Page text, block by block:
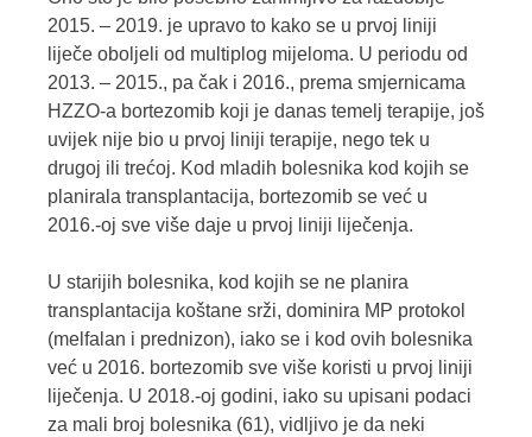
2015. – 2019. je upravo to kako se u prvoj liniji
liječe oboljeli od multiplog mijeloma. U periodu od
2013. – 2015., pa čak i 2016., prema smjernicama
HZZO-a bortezomib koji je danas temelj terapije, još
uvijek nije bio u prvoj liniji terapije, nego tek u
drugoj ili trećoj. Kod mladih bolesnika kod kojih se
planirala transplantacija, bortezomib se već u
2016.-oj sve više daje u prvoj liniji liječenja.
U starijih bolesnika, kod kojih se ne planira
transplantacija koštane srži, dominira MP protokol
(melfalan i prednizon), iako se i kod ovih bolesnika
već u 2016. bortezomib sve više koristi u prvoj liniji
liječenja. U 2018.-oj godini, iako su upisani podaci
za mali broj bolesnika (61), vidljivo je da neki